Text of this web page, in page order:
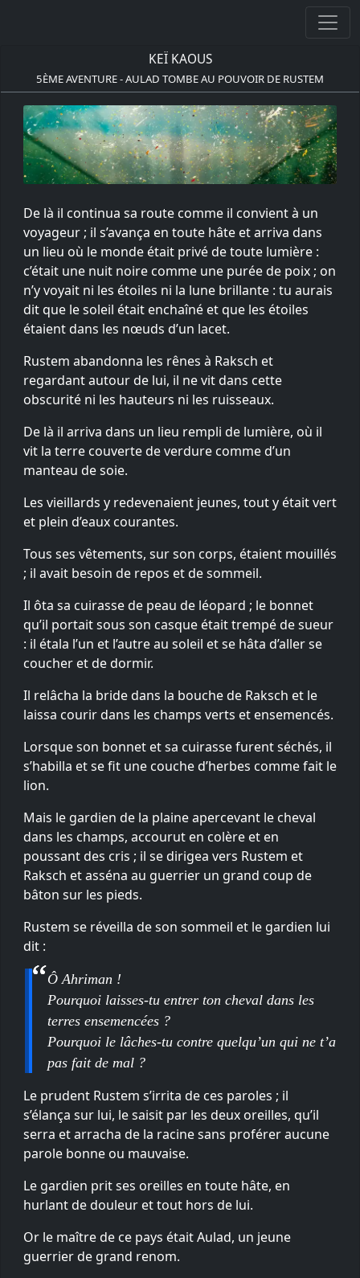
KEÏ KAOUS
5ÈME AVENTURE - AULAD TOMBE AU POUVOIR DE RUSTEM
De là il continua sa route comme il convient à un
voyageur ; il s’avança en toute hâte et arriva dans
un lieu où le monde était privé de toute lumière :
c’était une nuit noire comme une purée de poix ; on
n’y voyait ni les étoiles ni la lune brillante : tu aurais
dit que le soleil était enchaîné et que les étoiles
étaient dans les nœuds d’un lacet.
Rustem abandonna les rênes à Raksch et
regardant autour de lui, il ne vit dans cette
obscurité ni les hauteurs ni les ruisseaux.
De là il arriva dans un lieu rempli de lumière, où il
vit la terre couverte de verdure comme d’un
manteau de soie.
Les vieillards y redevenaient jeunes, tout y était vert
et plein d’eaux courantes.
Tous ses vêtements, sur son corps, étaient mouillés
; il avait besoin de repos et de sommeil.
Il ôta sa cuirasse de peau de léopard ; le bonnet
qu’il portait sous son casque était trempé de sueur
: il étala l’un et l’autre au soleil et se hâta d’aller se
coucher et de dormir.
Il relâcha la bride dans la bouche de Raksch et le
laissa courir dans les champs verts et ensemencés.
Lorsque son bonnet et sa cuirasse furent séchés, il
s’habilla et se fit une couche d’herbes comme fait le
lion.
Mais le gardien de la plaine apercevant le cheval
dans les champs, accourut en colère et en
poussant des cris ; il se dirigea vers Rustem et
Raksch et asséna au guerrier un grand coup de
bâton sur les pieds.
Rustem se réveilla de son sommeil et le gardien lui
dit :
Ô Ahriman !
Pourquoi laisses-tu entrer ton cheval dans les
terres ensemencées ?
Pourquoi le lâches-tu contre quelqu’un qui ne t’a
pas fait de mal ?
Le prudent Rustem s’irrita de ces paroles ; il
s’élança sur lui, le saisit par les deux oreilles, qu’il
serra et arracha de la racine sans proférer aucune
parole bonne ou mauvaise.
Le gardien prit ses oreilles en toute hâte, en
hurlant de douleur et tout hors de lui.
Or le maître de ce pays était Aulad, un jeune
guerrier de grand renom.